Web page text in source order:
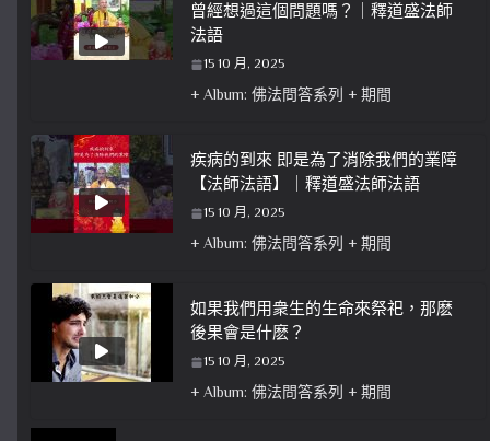
曾經想過這個問題嗎？｜釋道盛法師
法語
15 10 月, 2025
+ Album: 佛法問答系列 + 期間
疾病的到來 即是為了消除我們的業障
【法師法語】｜釋道盛法師法語
15 10 月, 2025
+ Album: 佛法問答系列 + 期間
如果我們用衆生的生命來祭祀，那麽
後果會是什麽？
15 10 月, 2025
+ Album: 佛法問答系列 + 期間